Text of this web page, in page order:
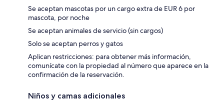
Se aceptan mascotas por un cargo extra de EUR 6 por
mascota, por noche
Se aceptan animales de servicio (sin cargos)
Solo se aceptan perros y gatos
Aplican restricciones: para obtener más información,
comunícate con la propiedad al número que aparece en la
confirmación de la reservación.
Niños y camas adicionales